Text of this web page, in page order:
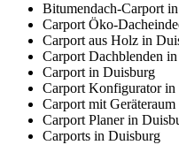
Bitumendach-Carport
Carport Öko-
Carport aus Holz in
Carport Dachblenden
Carport in Duisburg
Carport Konfigurator in
Carport mit
Carport Planer in
Carports in Duisburg